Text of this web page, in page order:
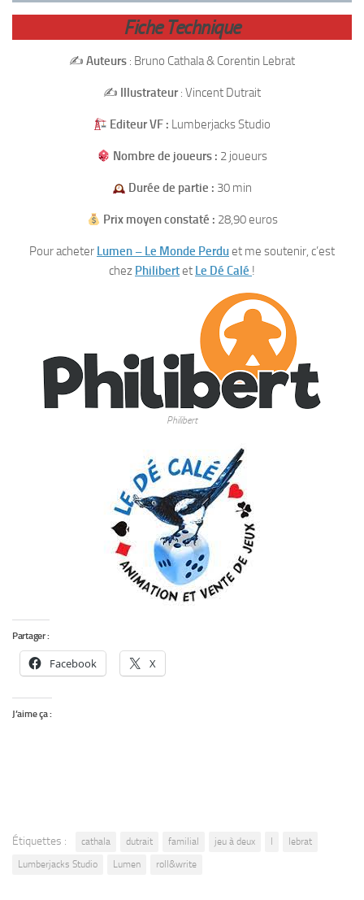
Fiche Technique
✍️ Auteurs : Bruno Cathala & Corentin Lebrat
✍️ Illustrateur: Vincent Dutrait
Editeur VF : Lumberjacks Studio
Nombre de joueurs : 2 joueurs
Durée de partie : 30 min
Prix moyen constaté : 28,90 euros
Pour acheter Lumen – Le Monde Perduet me soutenir, c’est
chez Philibertet Le Dé Calé !
Philibert
Partager :
Facebook X
J’aime ça :
Étiquettes : cathala dutrait familial jeu à deux
lebrat
Lumberjacks Studio
Lumen roll&write